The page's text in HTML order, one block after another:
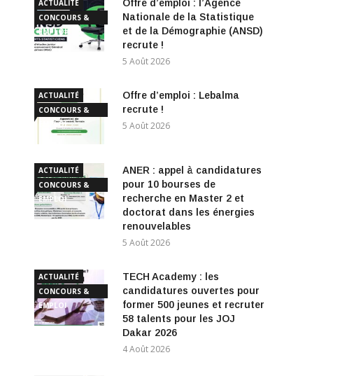
ACTUALITÉ
CONCOURS &
EMPLOI
Offre d’emploi : l’Agence
Nationale de la Statistique
et de la Démographie (ANSD)
recrute !
5 Août 2026
ACTUALITÉ
CONCOURS &
EMPLOI
Offre d’emploi : Lebalma
recrute !
5 Août 2026
ACTUALITÉ
CONCOURS &
EMPLOI
ANER : appel à candidatures
pour 10 bourses de
recherche en Master 2 et
doctorat dans les énergies
renouvelables
5 Août 2026
ACTUALITÉ
CONCOURS &
EMPLOI
TECH Academy : les
candidatures ouvertes pour
former 500 jeunes et recruter
58 talents pour les JOJ
Dakar 2026
4 Août 2026